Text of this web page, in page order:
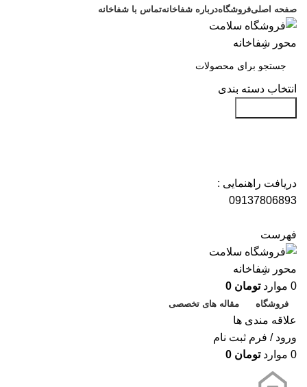
صفحه اصلیفروشگاهدرباره شفاخانهتماس با شفاخانه
انتخاب دسته بندی
دریافت راهنمایی :
09137806893
فهرست
0 موارد تومان
فروشگاه مقاله های تخصصی
علاقه مندی ها
ورود / فرم ثبت نام
0 موارد تومان